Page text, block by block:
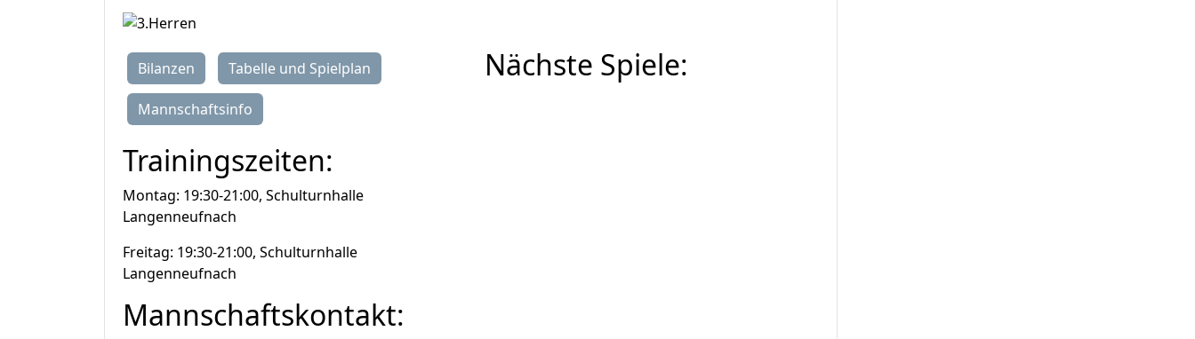
Bilanzen Tabelle und Spielplan
Mannschaftsinfo
Trainingszeiten:
Montag: 19:30-21:00, Schulturnhalle
Langenneufnach
Freitag: 19:30-21:00, Schulturnhalle
Langenneufnach
Mannschaftskontakt:
Nächste Spiele: